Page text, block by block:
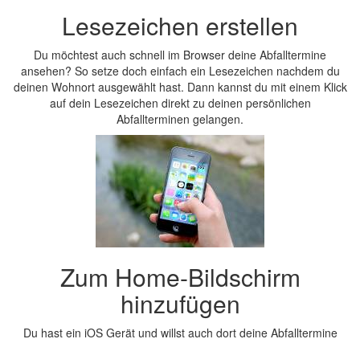
Lesezeichen erstellen
Du möchtest auch schnell im Browser deine Abfalltermine
ansehen? So setze doch einfach ein Lesezeichen nachdem du
deinen Wohnort ausgewählt hast. Dann kannst du mit einem Klick
auf dein Lesezeichen direkt zu deinen persönlichen
Abfallterminen gelangen.
Zum Home-Bildschirm
hinzufügen
Du hast ein iOS Gerät und willst auch dort deine Abfalltermine